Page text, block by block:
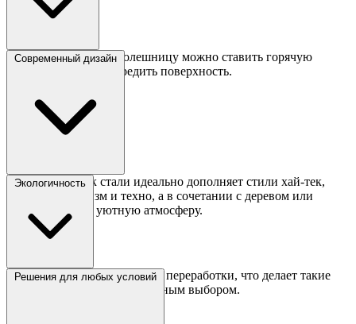
На металлическую столешницу можно ставить горячую
посуду без риска повредить поверхность.
Современный дизайн
Холодный блеск стали идеально дополняет стили хай-тек,
лофт, минимализм и техно, а в сочетании с деревом или
стеклом создает уютную атмосферу.
Экологичность
Сталь на 100% пригодна для переработки, что делает такие
кухни экологически безопасным выбором.
Решения для любых условий